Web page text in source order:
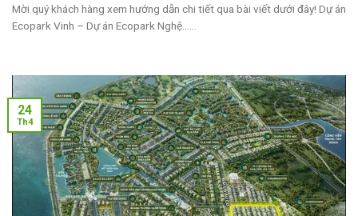
Mời quý khách hàng xem hướng dẫn chi tiết qua bài viết dưới đây! Dự án
Ecopark Vinh – Dự án Ecopark Nghệ......
24
Th4